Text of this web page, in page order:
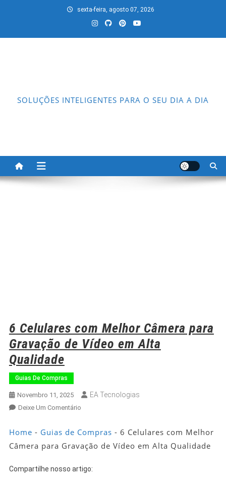
sexta-feira, agosto 07, 2026
SOLUÇÕES INTELIGENTES PARA O SEU DIA A DIA
6 Celulares com Melhor Câmera para
Gravação de Vídeo em Alta
Qualidade
Guias De Compras
Novembro 11, 2025 EA Tecnologias
Deixe Um ComentárioEm
Celulares
Com
Câmera
Home - Guias de Compras - 6 Celulares com Melhor
Câmera para Gravação de Vídeo em Alta Qualidade
Compartilhe nosso artigo: